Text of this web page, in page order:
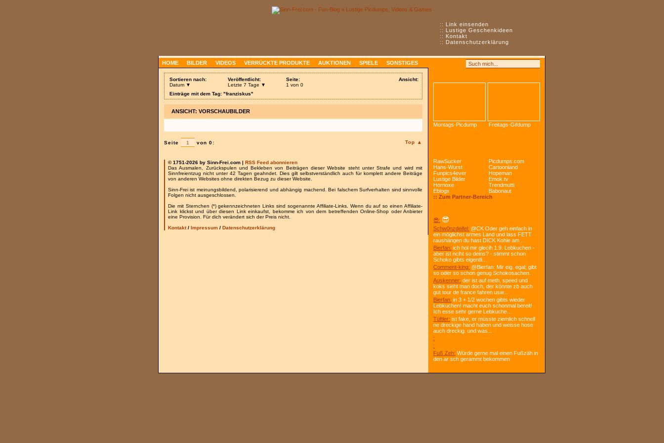
:: Link einsenden
:: Lustige Geschenkideen
:: Kontakt
:: Datenschutzerklärung
HOME BILDER VIDEOS VERRÜCKTE PRODUKTE AUKTIONEN SPIELE SONSTIGES
Ansicht:
Sortieren nach:
Datum ▼
Veröffentlicht:
Letzte 7 Tage ▼
Seite:
1 von 0
Einträge mit dem Tag: "franziskus"
ANSICHT: VORSCHAUBILDER
Top ▲
Seite von 0:
© 1751-2026 by Sinn-Frei.com | RSS Feed abonnieren
Das Ausmalen, Zurückspulen und Bekleben von Beiträgen dieser Website steht unter Strafe und wird mit
Sinnfreientzug nicht unter 42 Tagen geahndet. Dies gilt selbstverständlich auch für komplett andere Beiträge
von anderen Websites ohne direkten Bezug zu dieser Website.
Sinn-Frei ist meinungsbildend, polarisierend und abhängig machend. Bei falschem Surfverhalten sind sinnvolle
Folgen nicht ausgeschlossen.
Die mit Sternchen (*) gekennzeichneten Links sind sogenannte Affiliate-Links. Wenn du auf so einen Affiliate-
Link klickst und über diesen Link einkaufst, bekomme ich von dem betreffenden Online-Shop oder Anbieter
eine Provision. Für dich verändert sich der Preis nicht.
Kontakt/ Impressum / Datenschutzerklärung
Montags-Picdump Freitags-Gifdump
RawSucker
Picdumps.com
Hans-Wurst
Cartoonland
Funpics4ever
Hopeman
Lustige Bilder
Emok.tv
Hornoxe
Trendmutti
Eblogx
Babonaut
:: Zum Partner-Bereich
😎: 😎
Schw0nzdeifel: @CK Oder geh einfach in
ein möglichst armes Land und lass FETT
raushängen du hast DICK Kohle am ...
Bierfan: ich hol mir glecih 1.9. Lebkuchen -
aber ist nciht so deins? - stimmt schon
Schoko gibts eigentli...
Comment-king: @Bierfan: Mir eig. egal; gibt
so oder so schon genug Schokosachen.
Auskenner: der ist auf meth, speed und
koks sieht man doch, der könnte zb auch
gut tour de france fahren usw...
Bierfan: in 3 + 1/2 wochen gibts wieder
Lebkuchen! macht euch schonmal bereit!
Ich esse sehr gerne Lebkuche...
Tüftler: ist fake, er müsste ziemlich schnell
ne dreckige hand haben und weisse hose
auch dreckig. und was...
:
:
Fuß Zeh: Würde gerne mal einen Fußzäh in
den ar sch gerammt bekommen